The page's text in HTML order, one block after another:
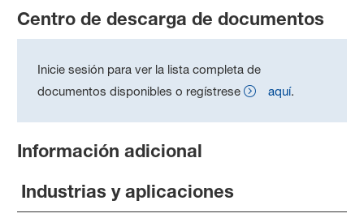
Centro de descarga de documentos
Inicie sesión para ver la lista completa de
documentos disponibles o regístrese
aquí.
Información adicional
Industrias y aplicaciones